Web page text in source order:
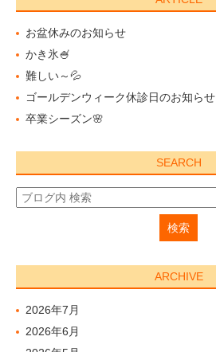
お盆休みのお知らせ
かき氷🍧
難しい～💦
ゴールデンウィーク休診日のお知らせ
卒業シーズン🌸
SEARCH
ARCHIVE
2026年7月
2026年6月